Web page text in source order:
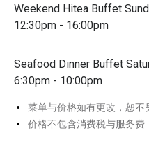
Weekend Hitea Buffet
12:30pm - 16:00pm
Seafood Dinner Buffet
6:30pm - 10:00pm
菜单与价格如有更改，恕不
价格不包含消费税与服务费